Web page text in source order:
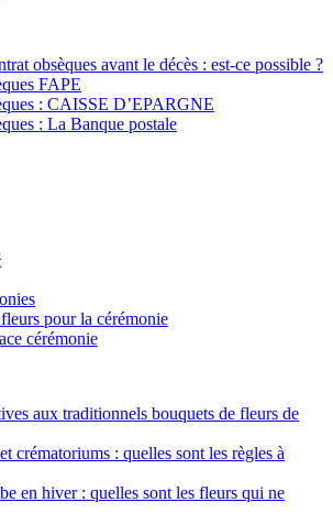
obsèques avant le décès : est-ce possible ?
FAPE
: CAISSE D’EPARGNE
: La Banque postale
pour la cérémonie
cérémonie
aux traditionnels bouquets de fleurs de
crématoriums : quelles sont les règles à
en hiver : quelles sont les fleurs qui ne